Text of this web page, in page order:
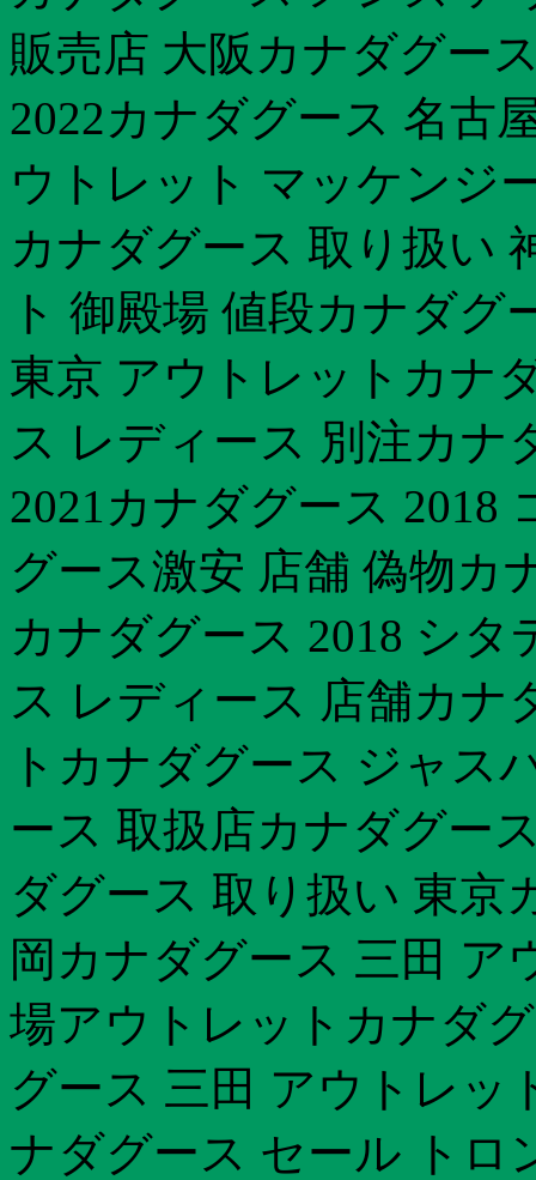
販売店 大阪カナダグー
2022カナダグース 名古
ウトレット マッケンジ
カナダグース 取り扱い
ト 御殿場 値段カナダ
東京 アウトレットカナ
ス レディース 別注カナ
2021カナダグース 2018
グース激安 店舗 偽物カ
カナダグース 2018 シ
ス レディース 店舗カナ
トカナダグース ジャス
ース 取扱店カナダグー
ダグース 取り扱い 東京
岡カナダグース 三田 ア
場アウトレットカナダ
グース 三田 アウトレッ
ナダグース セール トロ